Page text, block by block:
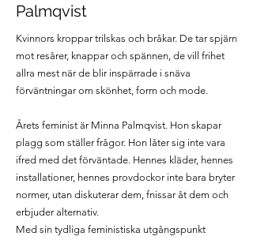
Palmqvist
Kvinnors kroppar trilskas och bråkar. De tar spjärn
mot resårer, knappar och spännen, de vill frihet
allra mest när de blir inspärrade i snäva
förväntningar om skönhet, form och mode.
Årets feminist är Minna Palmqvist. Hon skapar
plagg som ställer frågor. Hon låter sig inte vara
ifred med det förväntade. Hennes kläder, hennes
installationer, hennes provdockor inte bara bryter
normer, utan diskuterar dem, fnissar åt dem och
erbjuder alternativ.
Med sin tydliga feministiska utgångspunkt